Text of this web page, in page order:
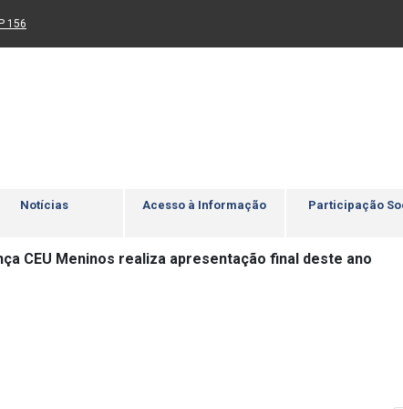
Ir para rodapé
para um novo sítio)
156
Notícias Acesso à Informação Participação
CEU Meninos realiza apresentação final deste ano